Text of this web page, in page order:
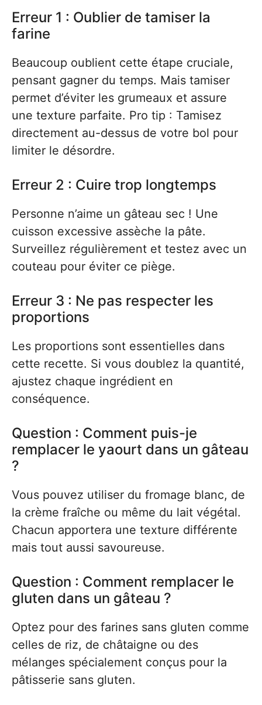
Erreur 1 : Oublier de tamiser la
farine
Beaucoup oublient cette étape cruciale,
pensant gagner du temps. Mais tamiser
permet d’éviter les grumeaux et assure
une texture parfaite. Pro tip : Tamisez
directement au-dessus de votre bol pour
limiter le désordre.
Erreur 2 : Cuire trop longtemps
Personne n’aime un gâteau sec ! Une
cuisson excessive assèche la pâte.
Surveillez régulièrement et testez avec un
couteau pour éviter ce piège.
Erreur 3 : Ne pas respecter les
proportions
Les proportions sont essentielles dans
cette recette. Si vous doublez la quantité,
ajustez chaque ingrédient en
conséquence.
Question : Comment puis-je
remplacer le yaourt dans un gâteau
?
Vous pouvez utiliser du fromage blanc, de
la crème fraîche ou même du lait végétal.
Chacun apportera une texture différente
mais tout aussi savoureuse.
Question : Comment remplacer le
gluten dans un gâteau ?
Optez pour des farines sans gluten comme
celles de riz, de châtaigne ou des
mélanges spécialement conçus pour la
pâtisserie sans gluten.